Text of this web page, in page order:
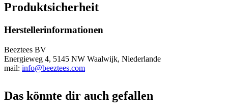
Produktsicherheit
Herstellerinformationen
Beeztees BV
Energieweg 4, 5145 NW Waalwijk, Niederlande
mail: info@beeztees.com
Das könnte dir auch gefallen